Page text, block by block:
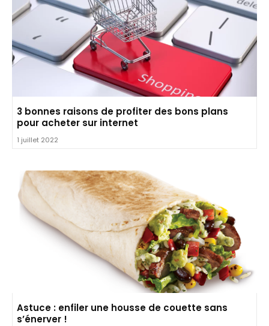
3 bonnes raisons de profiter des bons plans
pour acheter sur internet
1 juillet 2022
Astuce : enfiler une housse de couette sans
s’énerver !